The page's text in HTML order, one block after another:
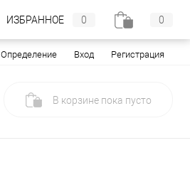
Определение Вход Регистрация
В корзине пока пусто
ИЗБРАННОЕ 0 0